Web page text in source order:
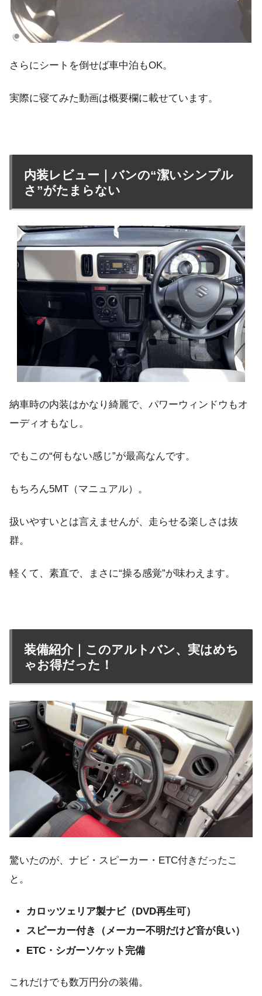
さらにシートを倒せば車中泊もOK。
実際に寝てみた動画は概要欄に載せています。
内装レビュー｜バンの“潔いシンプル
さ”がたまらない
納車時の内装はかなり綺麗で、パワーウィンドウもオ
ーディオもなし。
でもこの“何もない感じ”が最高なんです。
もちろん5MT（マニュアル）。
扱いやすいとは言えませんが、走らせる楽しさは抜
群。
軽くて、素直で、まさに“操る感覚”が味わえます。
装備紹介｜このアルトバン、実はめち
ゃお得だった！
驚いたのが、ナビ・スピーカー・ETC付きだったこ
と。
カロッツェリア製ナビ（DVD再生可）
スピーカー付き（メーカー不明だけど音が良い）
ETC・シガーソケット完備
これだけでも数万円分の装備。